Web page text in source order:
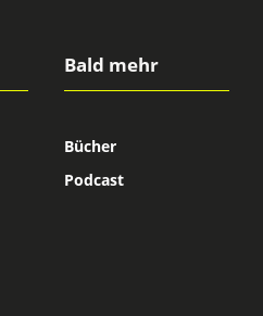
Bald mehr
Bücher
Podcast